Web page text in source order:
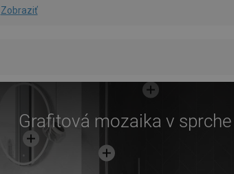
Zobraziť
Grafitová mozaika v sprche